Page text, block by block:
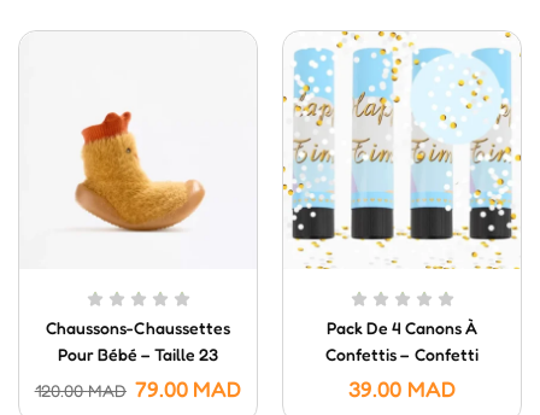
Chaussons-Chaussettes
Pour Bébé – Taille 23
120.00MAD 79.00 MAD
Pack De 4 Canons À
Confettis – Confetti
Poppers (20 Cm)
39.00 MAD